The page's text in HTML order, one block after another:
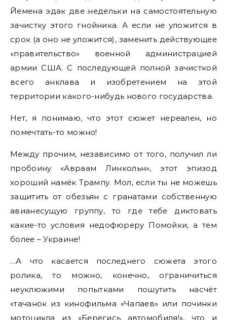
Йемена эдак две недельки на самостоятельную
зачистку этого гнойника. А если не уложится в
срок (а оно не уложится), заменить действующее
«правительство» военной администрацией
армии США. С последующей полной зачисткой
всего анклава и изобретением на этой
территории какого-нибудь нового государства.
Нет, я понимаю, что этот сюжет нереален, но
помечтать-то можно!
Между прочим, независимо от того, получил ли
пробоину «Авраам Линкольн», этот эпизод
хороший намёк Трампу. Мол, если ты не можешь
защитить от обезьян с гранатами собственную
авианесущую группу, то где тебе диктовать
какие-то условия недофюреру Помойки, а тем
более – Украине!
…А что касается последнего сюжета этого
ролика, то можно, конечно, ограничиться
неуклюжими попытками пошутить насчёт
«тачанок из кинофильма «Чапаев» или починки
мотоцикла из «Берегись автомобиля!», что и